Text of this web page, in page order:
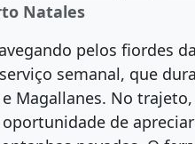
Natales
pelos fiordes
semanal, que
Magallanes. No
de